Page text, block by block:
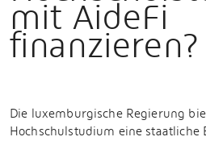
mit AideFi
finanzieren?
Die luxemburgische Regierung
Hochschulstudium eine